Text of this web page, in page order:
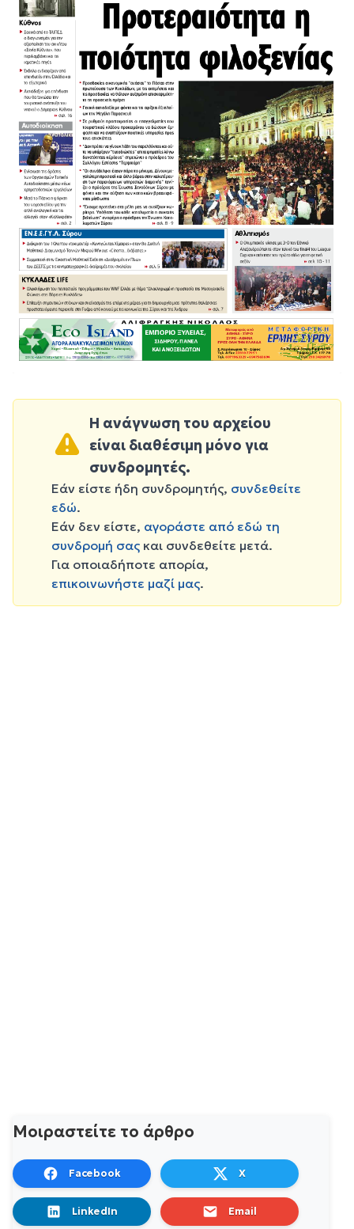
Η ανάγνωση του αρχείου
είναι διαθέσιμη μόνο για
συνδρομητές.
Εάν είστε ήδη συνδρομητής, συνδεθείτε
εδώ.
Εάν δεν είστε, αγοράστε από εδώ τη
συνδρομή σας και συνδεθείτε μετά.
Για οποιαδήποτε απορία,
επικοινωνήστε μαζί μας.
Μοιραστείτε το άρθρο
Facebook X
LinkedIn Email